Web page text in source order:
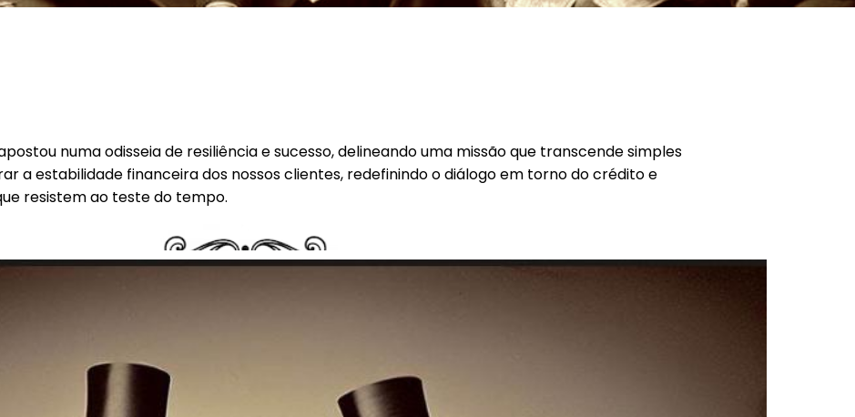
numa odisseia de resiliência e sucesso, delineando uma missão que transcende simples
a estabilidade financeira dos nossos clientes, redefinindo o diálogo em torno do crédito e
resistem ao teste do tempo.